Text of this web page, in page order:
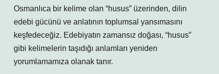
Osmanlıca bir kelime olan “husus” üzerinden, dilin
edebi gücünü ve anlatının toplumsal yansımasını
keşfedeceğiz. Edebiyatın zamansız doğası, “husus”
gibi kelimelerin taşıdığı anlamları yeniden
yorumlamamıza olanak tanır.